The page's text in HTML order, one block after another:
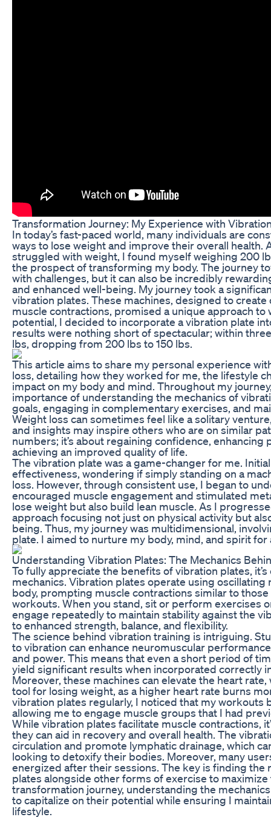
Transformation Journey: My Experience with
In today’s fast-paced world, many individuals are
ways to lose weight and improve their overall health.
struggled with weight, I found myself weighing 200
the prospect of transforming my body. The journey
with challenges, but it can also be incredibly
and enhanced well-being. My journey took a
vibration plates. These machines, designed to
muscle contractions, promised a unique approach
potential, I decided to incorporate a vibration plate
results were nothing short of spectacular; within
lbs, dropping from 200 lbs to 150 lbs.
This article aims to share my personal experience
loss, detailing how they worked for me, the lifestyle
impact on my body and mind. Throughout my
importance of understanding the mechanics of
goals, engaging in complementary exercises, and
Weight loss can sometimes feel like a solitary
and insights may inspire others who are on similar
numbers; it’s about regaining confidence, enhancing
achieving an improved quality of life.
The vibration plate was a game-changer for me.
effectiveness, wondering if simply standing on a
loss. However, through consistent use, I began to
encouraged muscle engagement and stimulated
lose weight but also build lean muscle. As I
approach focusing not just on physical activity but
being. Thus, my journey was multidimensional,
plate. I aimed to nurture my body, mind, and spirit
Understanding Vibration Plates: The Mechanics
To fully appreciate the benefits of vibration plates,
mechanics. Vibration plates operate using
body, prompting muscle contractions similar to
workouts. When you stand, sit or perform exercises
engage repeatedly to maintain stability against the
to enhanced strength, balance, and flexibility.
The science behind vibration training is intriguing.
to vibration can enhance neuromuscular
and power. This means that even a short period of
yield significant results when incorporated correctly
Moreover, these machines can elevate the heart
tool for losing weight, as a higher heart rate burns
vibration plates regularly, I noticed that my workouts
allowing me to engage muscle groups that I had
While vibration plates facilitate muscle contractions,
they can aid in recovery and overall health. The
circulation and promote lymphatic drainage, which
looking to detoxify their bodies. Moreover, many
energized after their sessions. The key is finding the
plates alongside other forms of exercise to
transformation journey, understanding the
to capitalize on their potential while ensuring I
lifestyle.